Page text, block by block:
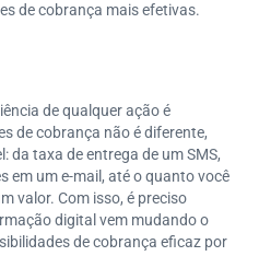
de cobrança mais efetivas.
de qualquer ação é
de cobrança não é diferente,
da taxa de entrega de um SMS,
em um e-mail, até o quanto você
valor. Com isso, é preciso
digital vem mudando o
de cobrança eficaz por